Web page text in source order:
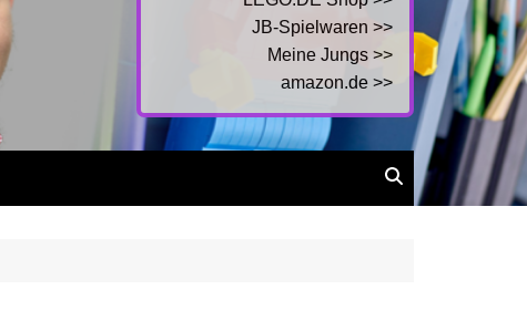
JB-Spielwaren >>
Meine Jungs >>
amazon.de >>